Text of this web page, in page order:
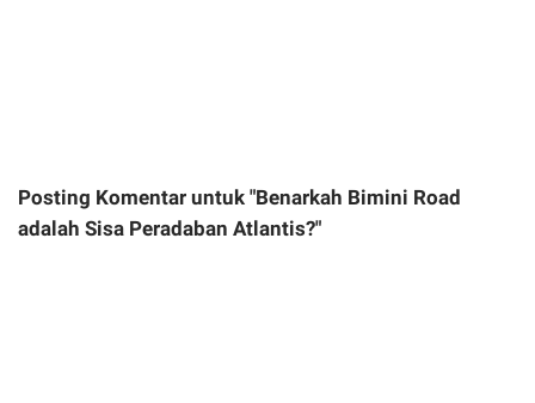
Posting Komentar untuk "Benarkah Bimini Road
adalah Sisa Peradaban Atlantis?"